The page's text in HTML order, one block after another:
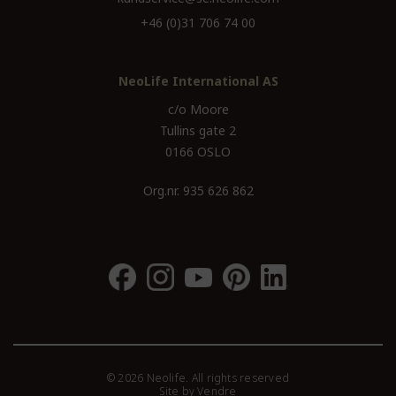
+46 (0)31 706 74 00
NeoLife International AS
c/o Moore
Tullins gate 2
0166 OSLO
Org.nr. 935 626 862
© 2026 Neolife. All rights reserved
Site byVendre